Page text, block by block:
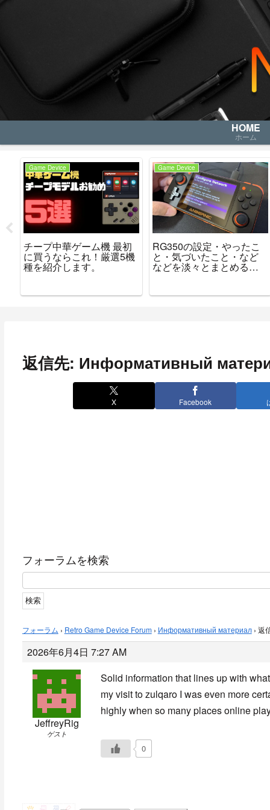
HOME
ホーム
Game Device
チープ中華ゲーム機 最初
に買うならこれ！厳選5機
種を紹介します。
Game Device
RG350の設定・やったこ
と・気づいたこと・など
などを淡々とまとめるペ
返信先: Информативный
X Facebook
フォーラムを検索
フォーラム › Retro Game Device Forum › Информативный материал › 返
2026年6月4日 7:27 AM
JeffreyRig
ゲスト
Solid information that lines up with
my visit tozulqaro I was even more
highly when so many places online
0